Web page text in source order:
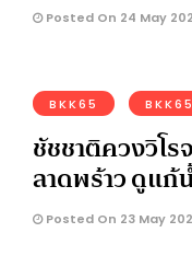
Posted On 24 May
BKK65
ชัชชาติควงวิโ
ลาดพร้าว ดูแก้
Posted On 23 May